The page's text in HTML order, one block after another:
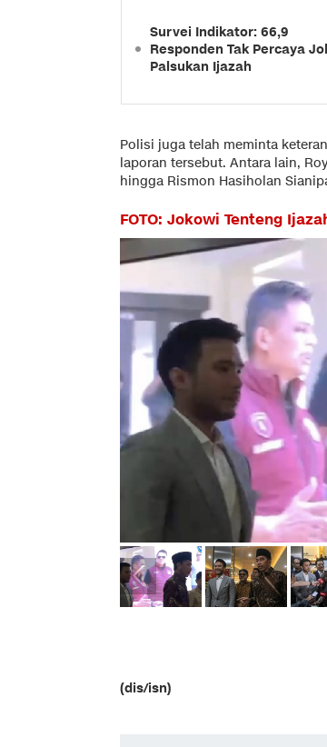
Survei Indikator: 66,9
Responden Tak Percaya
Palsukan Ijazah
Polisi juga telah meminta
laporan tersebut. Antara lain,
hingga Rismon Hasiholan
FOTO: Jokowi Tenteng
(dis/isn)